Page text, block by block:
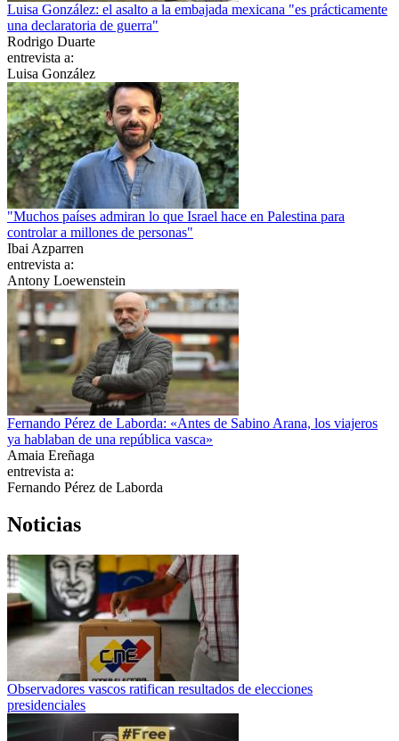
Luisa González: el asalto a la embajada mexicana "es prácticamente
una declaratoria de guerra"
Rodrigo Duarte
entrevista a:
Luisa González
"Muchos países admiran lo que Israel hace en Palestina para
controlar a millones de personas"
Ibai Azparren
entrevista a:
Antony Loewenstein
Fernando Pérez de Laborda: «Antes de Sabino Arana, los viajeros
ya hablaban de una república vasca»
Amaia Ereñaga
entrevista a:
Fernando Pérez de Laborda
Noticias
Observadores vascos ratifican resultados de elecciones
presidenciales